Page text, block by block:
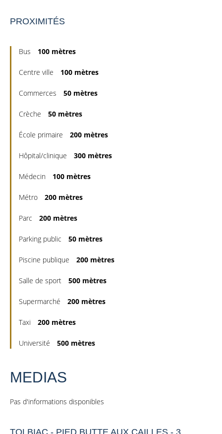
PROXIMITÉS
Bus 100 mètres
Centre ville 100 mètres
Commerces 50 mètres
Crèche 50 mètres
École primaire 200 mètres
Hôpital/clinique 300 mètres
Médecin 100 mètres
Métro 200 mètres
Parc 200 mètres
Parking public 50 mètres
Piscine publique 200 mètres
Salle de sport 500 mètres
Supermarché 200 mètres
Taxi 200 mètres
Université 500 mètres
MEDIAS
Pas d'informations disponibles